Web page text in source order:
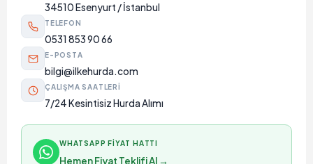
34510 Esenyurt / İstanbul
TELEFON
0531 853 90 66
E-POSTA
bilgi@ilkehurda.com
ÇALIŞMA SAATLERI
7/24 Kesintisiz Hurda Alımı
WHATSAPP FIYAT HATTI
Hemen Fiyat Teklifi Al →